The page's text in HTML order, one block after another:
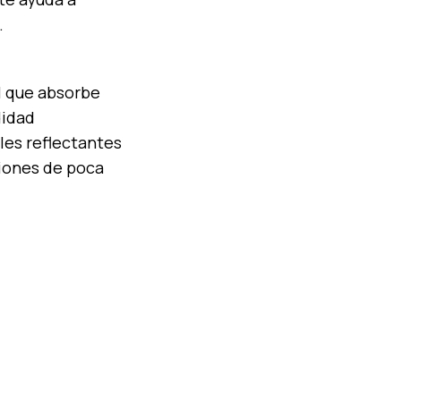
absorbe
reflectantes
de poca